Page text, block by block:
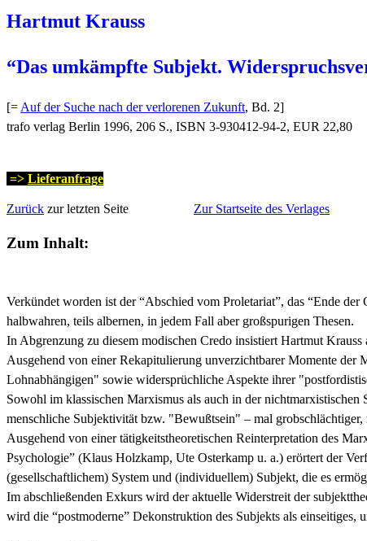
Hartmut Krauss
“Das umkämpfte Subjekt.
[= Auf der Suche nach der verlorenen Zukunft, Bd. 2]
trafo verlag Berlin 1996, 206 S., ISBN 3-930412-94-2, EUR 22,80
=> Lieferanfrage
Zurück zur letzten Seite Zur Startseite des Verlages
Zum Inhalt:
Verkündet worden ist der “Abschied vom Proletariat”, das “Ende
halbwahren, teils albernen, in jedem Fall aber großspurigen Thesen.
In Abgrenzung zu diesem modischen Credo insistiert Hartmut
Ausgehend von einer Rekapitulierung unverzichtbarer Momente der
Lohnabhängigen" sowie widersprüchliche Aspekte ihrer
Sowohl im klassischen Marxismus als auch in der
menschliche Subjektivität bzw. "Bewußtsein" – mal
Ausgehend von einer tätigkeitstheoretischen Reinterpretation des
Psychologie” (Klaus Holzkamp, Ute Osterkamp u. a.) erörtert der
(gesellschaftlichem) System und (individuellem) Subjekt, die es
Im abschließenden Exkurs wird der aktuelle Widerstreit der
wird die “postmoderne” Dekonstruktion des Subjekts als einseitiges,